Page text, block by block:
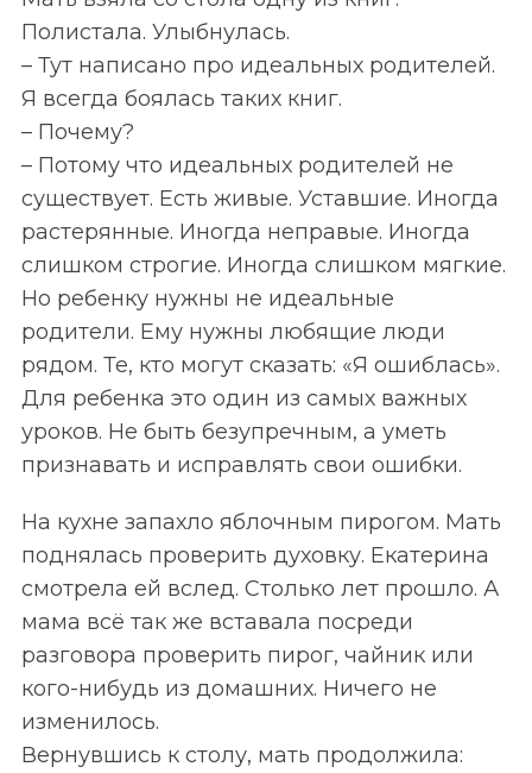
Полистала. Улыбнулась.
– Тут написано про идеальных родителей.
Я всегда боялась таких книг.
– Почему?
– Потому что идеальных родителей не
существует. Есть живые. Уставшие. Иногда
растерянные. Иногда неправые. Иногда
слишком строгие. Иногда слишком мягкие.
Но ребенку нужны не идеальные
родители. Ему нужны любящие люди
рядом. Те, кто могут сказать: «Я ошиблась».
Для ребенка это один из самых важных
уроков. Не быть безупречным, а уметь
признавать и исправлять свои ошибки.
На кухне запахло яблочным пирогом. Мать
поднялась проверить духовку. Екатерина
смотрела ей вслед. Столько лет прошло. А
мама всё так же вставала посреди
разговора проверить пирог, чайник или
кого-нибудь из домашних. Ничего не
изменилось.
Вернувшись к столу, мать продолжила: